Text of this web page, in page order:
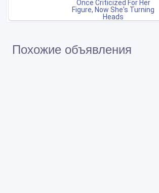
Похожие объявления